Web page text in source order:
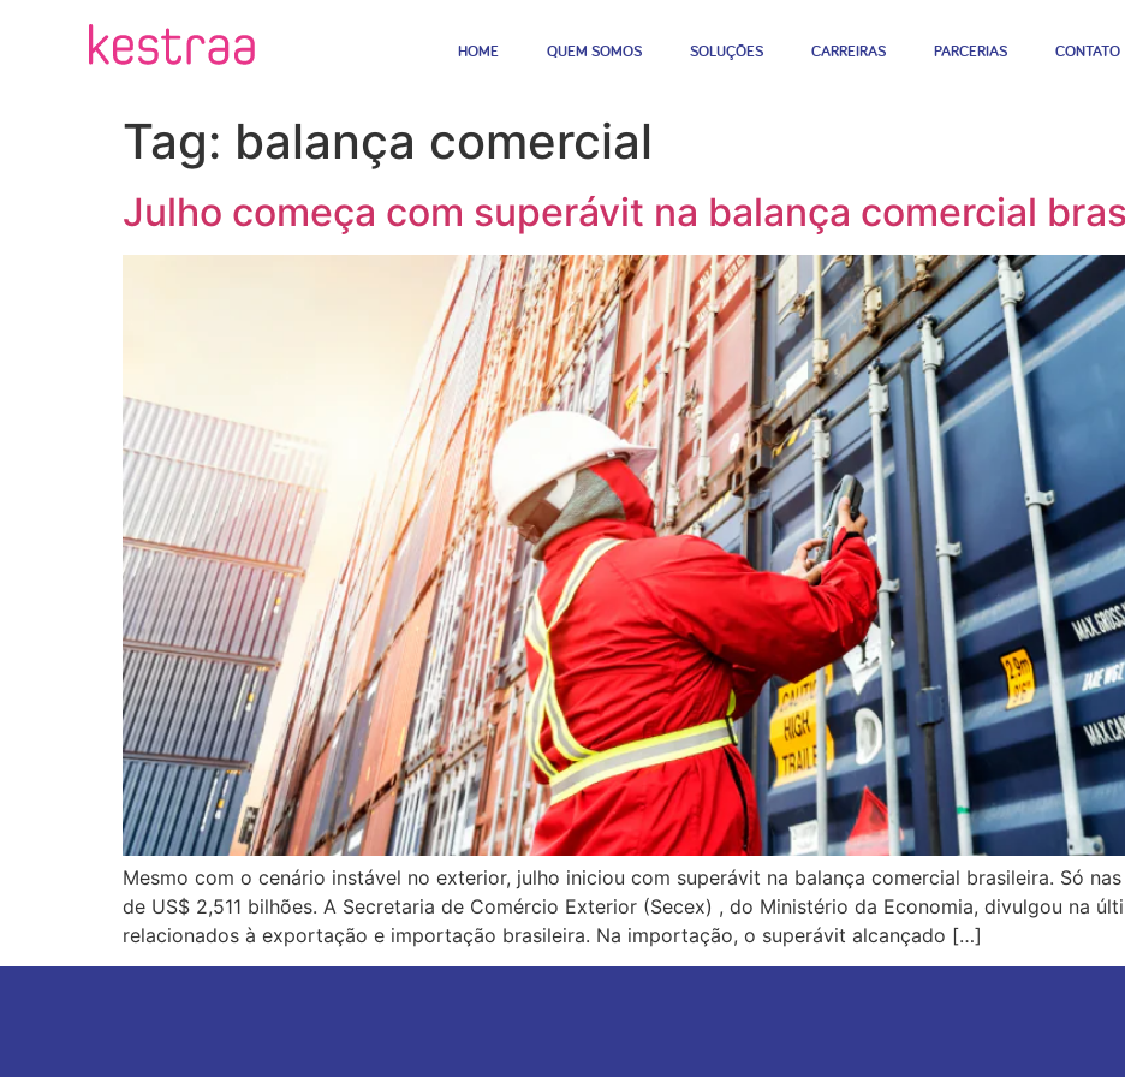
HOME QUEM SOMOS SOLUÇÕES CARREIRAS PARCERIAS CONTATO
Tag: balança comercial
Julho começa com superávit na balança comercial
Mesmo com o cenário instável no exterior, julho iniciou com superávit na balança comercial brasileira. Só
de US$ 2,511 bilhões. A Secretaria de Comércio Exterior (Secex) , do Ministério da Economia, divulgou na
relacionados à exportação e importação brasileira. Na importação, o superávit alcançado […]